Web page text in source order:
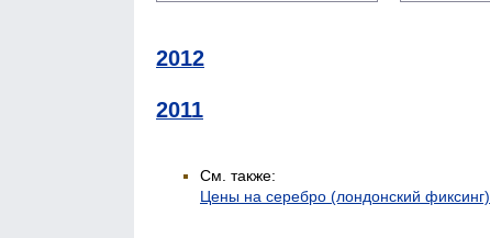
2012
2011
См. также:
Цены на серебро (лондонский фиксинг)